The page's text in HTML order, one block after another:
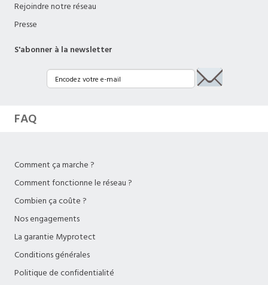
Rejoindre notre réseau
Presse
S'abonner à la newsletter
FAQ
Comment ça marche ?
Comment fonctionne le réseau ?
Combien ça coûte ?
Nos engagements
La garantie Myprotect
Conditions générales
Politique de confidentialité